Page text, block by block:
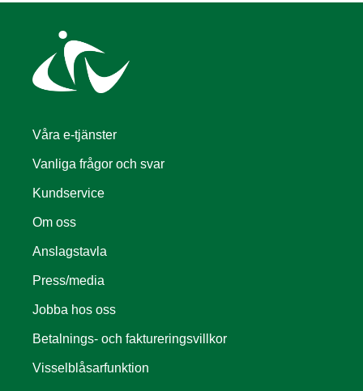
Våra e-tjänster
Vanliga frågor och svar
Kundservice
Om oss
Anslagstavla
Press/media
Jobba hos oss
Betalnings- och faktureringsvillkor
Visselblåsarfunktion